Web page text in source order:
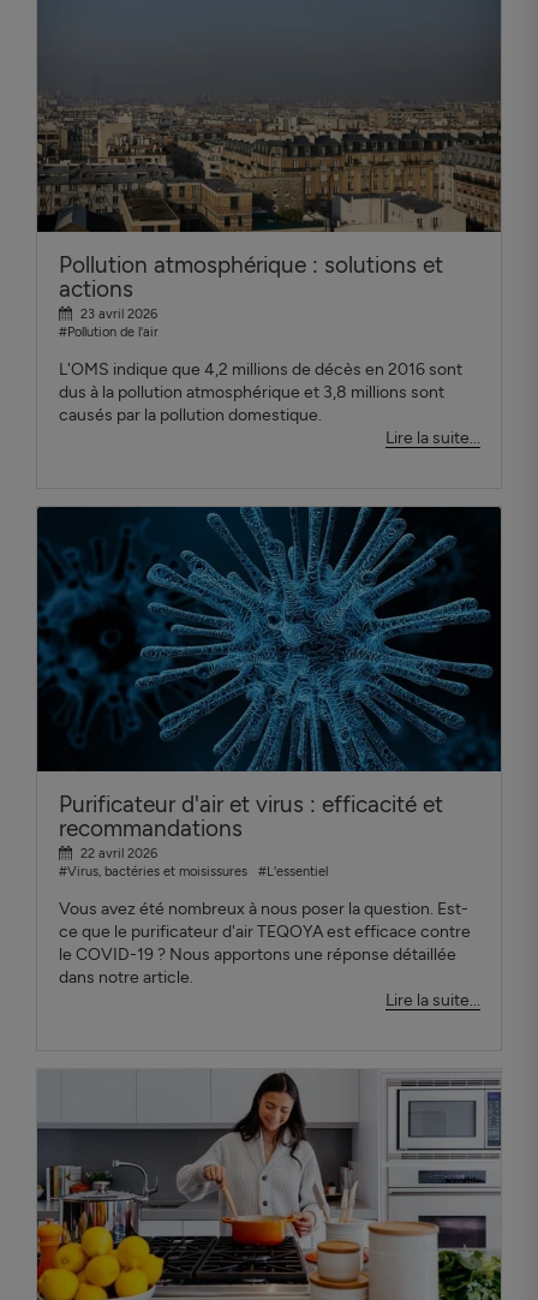
Pollution atmosphérique : solutions et
actions
23 avril 2026
#Pollution de l'air
L'OMS indique que 4,2 millions de décès en 2016 sont
dus à la pollution atmosphérique et 3,8 millions sont
causés par la pollution domestique.
Lire la suite...
Purificateur d'air et virus : efficacité et
recommandations
22 avril 2026
#Virus, bactéries et moisissures
#L'essentiel
Vous avez été nombreux à nous poser la question. Est-
ce que le purificateur d'air TEQOYA est efficace contre
le COVID-19 ? Nous apportons une réponse détaillée
dans notre article.
Lire la suite...